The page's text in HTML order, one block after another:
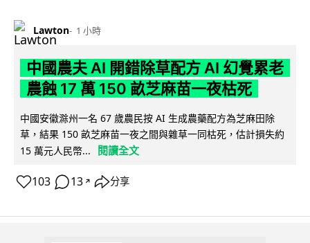
Lawton 1 小時
中國農夫 AI 開錯除草配方 AI 幻覺累老
農蝕 17 萬 150 畝芝麻苗一夜枯死
中國安徽滁州一名 67 歲農民按 AI 生成農藥配方為芝麻田除
草，結果 150 畝芝麻苗一夜之間與雜草一同枯死，估計損失約
15 萬元人民幣...
閱讀全文
103 13 ↗ 分享